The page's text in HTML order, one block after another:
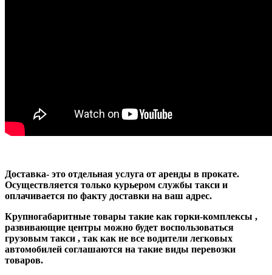
Доставка- это отдельная услуга от аренды в прокате.
Осуществляется только курьером службы такси и
оплачивается по факту доставки на ваш адрес.
Крупногабаритные товары такие как горки-комплексы ,
развивающие центры можно будет воспользоваться
грузовым такси , так как не все водители легковых
автомобилей соглашаются на такие виды перевозки
товаров.